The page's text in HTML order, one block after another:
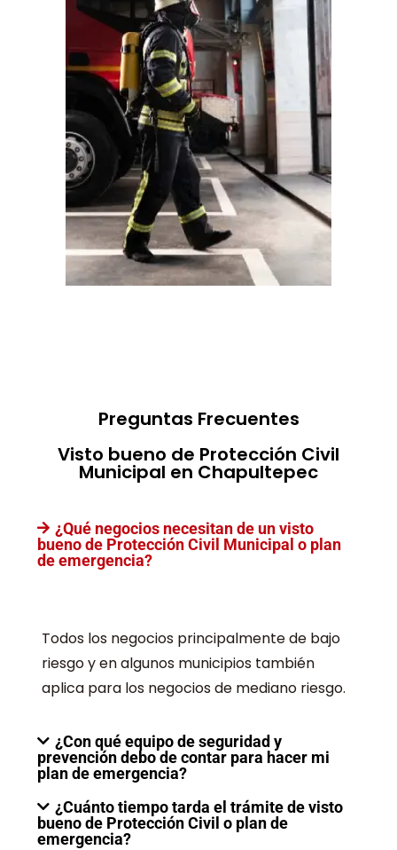
Preguntas Frecuentes
Visto bueno de Protección Civil
Municipal en Chapultepec
¿Qué negocios necesitan de un visto
bueno de Protección Civil Municipal o plan
de emergencia?
Todos los negocios principalmente de bajo
riesgo y en algunos municipios también
aplica para los negocios de mediano riesgo.
¿Con qué equipo de seguridad y
prevención debo de contar para hacer mi
plan de emergencia?
¿Cuánto tiempo tarda el trámite de visto
bueno de Protección Civil o plan de
emergencia?